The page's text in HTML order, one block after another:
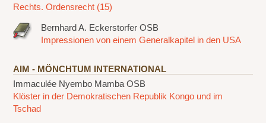
Rechts. Ordensrecht (15)
Bernhard A. Eckerstorfer OSB
Impressionen von einem Generalkapitel in den USA
AIM - MÖNCHTUM INTERNATIONAL
Immaculée Nyembo Mamba OSB
Klöster in der Demokratischen Republik Kongo und im
Tschad